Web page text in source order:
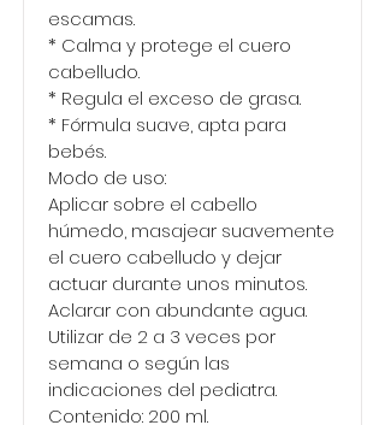
escamas.
* Calma y protege el cuero
cabelludo.
* Regula el exceso de grasa.
* Fórmula suave, apta para
bebés.
Modo de uso:
Aplicar sobre el cabello
húmedo, masajear suavemente
el cuero cabelludo y dejar
actuar durante unos minutos.
Aclarar con abundante agua.
Utilizar de 2 a 3 veces por
semana o según las
indicaciones del pediatra.
Contenido: 200 ml.